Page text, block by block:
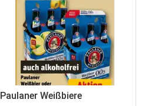
Paulaner Weißbiere